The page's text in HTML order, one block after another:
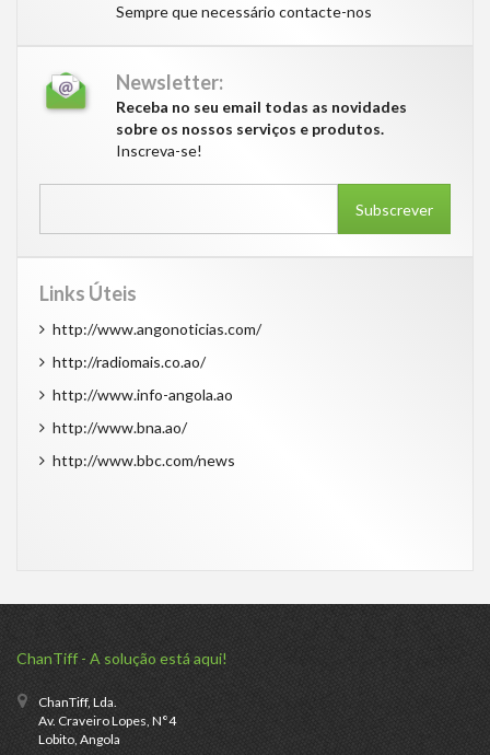
Sempre que necessário contacte-nos
Newsletter:
Receba no seu email todas as novidades
sobre os nossos serviços e produtos.
Inscreva-se!
Subscrever
Links Úteis
http://www.angonoticias.com/
http://radiomais.co.ao/
http://www.info-angola.ao
http://www.bna.ao/
http://www.bbc.com/news
ChanTiff - A solução está aqui!
ChanTiff, Lda.
Av. Craveiro Lopes, N°4
Lobito, Angola